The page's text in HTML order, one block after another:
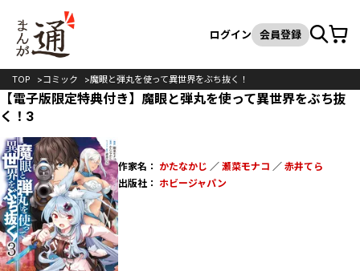
検索
ログイン 会員登録カート
TOP コミック 魔眼と弾丸を使って異世界をぶち抜く！
【電子版限定特典付き】魔眼と弾丸を使って異世界をぶち抜
く！3
作家名： かたなかじ ／ 瀬菜モナコ ／ 赤井てら
出版社： ホビージャパン